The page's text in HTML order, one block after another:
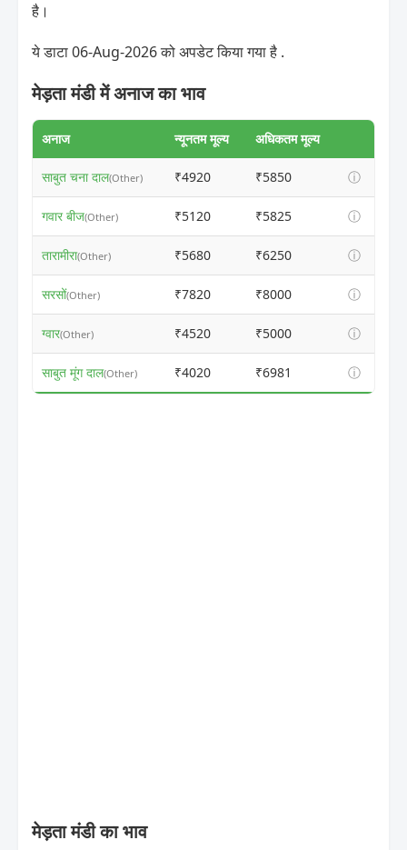
है।
ये डाटा 06-Aug-2026 को अपडेट किया गया है .
मेड़ता मंडी में अनाज का भाव
अनाज न्यूनतम मूल्य अधिकतम मूल्य
साबुत चना दाल(Other) ₹4920 ₹5850 ⓘ
गवार बीज(Other) ₹5120 ₹5825 ⓘ
तारामीरा(Other) ₹5680 ₹6250 ⓘ
सरसों(Other) ₹7820 ₹8000 ⓘ
ग्वार(Other) ₹4520 ₹5000 ⓘ
साबुत मूंग दाल(Other) ₹4020 ₹6981 ⓘ
मेड़ता मंडी का भाव